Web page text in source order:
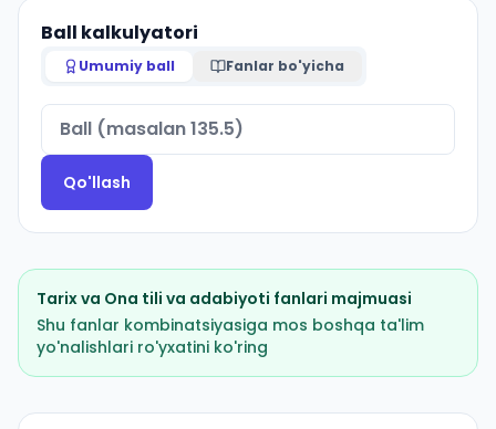
Ball kalkulyatori
Umumiy ball Fanlar bo'yicha
Qo'llash
Tarixva Ona tili va adabiyoti fanlari majmuasi
Shu fanlar kombinatsiyasiga mos boshqa ta'lim
yo'nalishlari ro'yxatini ko'ring